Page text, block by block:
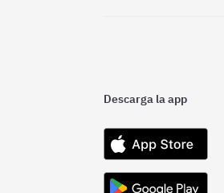
Descarga la app